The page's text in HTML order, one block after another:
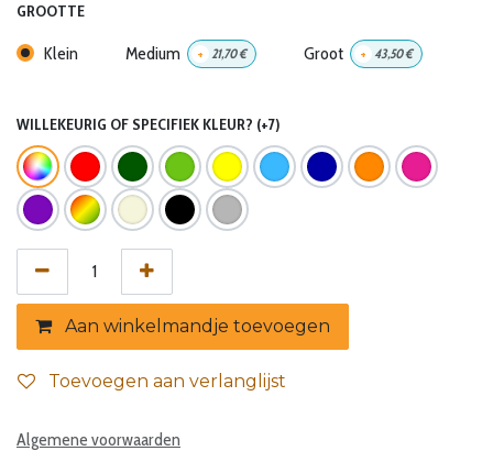
GROOTTE
Klein Medium + 21,70€ Groot + 43,50€
WILLEKEURIG OF SPECIFIEK KLEUR? (+7)
Aan winkelmandje toevoegen
Toevoegen aan verlanglijst
Algemene voorwaarden